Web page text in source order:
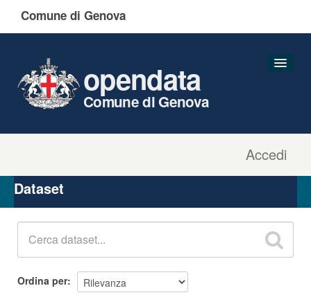
Comune di Genova
Accedi
opendata
Comune di Genova
Organizzazioni
Gruppi
Dataset
Ordina per